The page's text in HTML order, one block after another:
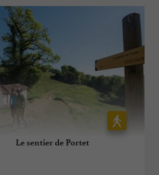
Le sentier de Portet